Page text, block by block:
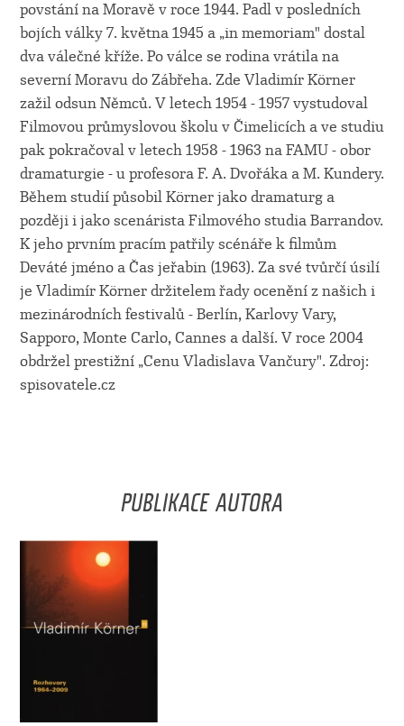
povstání na Moravě v roce 1944. Padl v posledních
bojích války 7. května 1945 a „in memoriam" dostal
dva válečné kříže. Po válce se rodina vrátila na
severní Moravu do Zábřeha. Zde Vladimír Körner
zažil odsun Němců. V letech 1954 - 1957 vystudoval
Filmovou průmyslovou školu v Čimelicích a ve studiu
pak pokračoval v letech 1958 - 1963 na FAMU - obor
dramaturgie - u profesora F. A. Dvořáka a M. Kundery.
Během studií působil Körner jako dramaturg a
později i jako scenárista Filmového studia Barrandov.
K jeho prvním pracím patřily scénáře k filmům
Deváté jméno a Čas jeřabin (1963). Za své tvůrčí úsilí
je Vladimír Körner držitelem řady ocenění z našich i
mezinárodních festivalů - Berlín, Karlovy Vary,
Sapporo, Monte Carlo, Cannes a další. V roce 2004
obdržel prestižní „Cenu Vladislava Vančury". Zdroj:
spisovatele.cz
PUBLIKACE AUTORA